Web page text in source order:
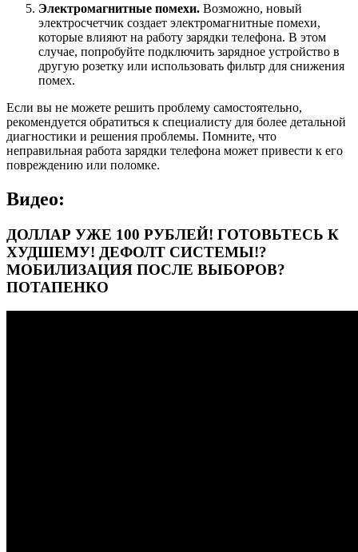
Электромагнитные помехи. Возможно, новый
электросчетчик создает электромагнитные помехи,
которые влияют на работу зарядки телефона. В этом
случае, попробуйте подключить зарядное устройство в
другую розетку или использовать фильтр для снижения
помех.
Если вы не можете решить проблему самостоятельно,
рекомендуется обратиться к специалисту для более детальной
диагностики и решения проблемы. Помните, что
неправильная работа зарядки телефона может привести к его
повреждению или поломке.
Видео:
ДОЛЛАР УЖЕ 100 РУБЛЕЙ! ГОТОВЬТЕСЬ К
ХУДШЕМУ! ДЕФОЛТ СИСТЕМЫ!?
МОБИЛИЗАЦИЯ ПОСЛЕ ВЫБОРОВ?
ПОТАПЕНКО